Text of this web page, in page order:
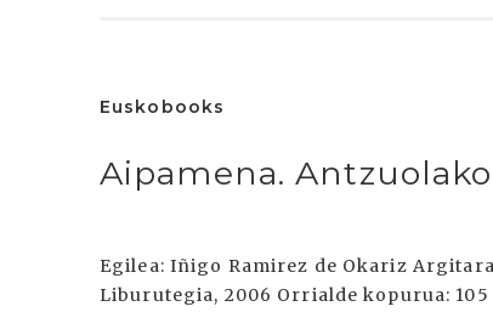
Euskobooks
Aipamena.
Egilea: Iñigo Ramirez de Okariz
Liburutegia, 2006 Orrialde kopurua: